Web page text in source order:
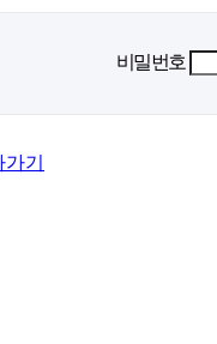
비밀번호
기